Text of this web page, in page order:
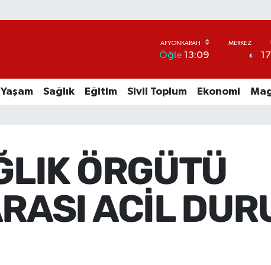
Öğle 13:09 17
Sağlık Eğitim Sivil Toplum Ekonomi
ÖRGÜTÜ
ACİL